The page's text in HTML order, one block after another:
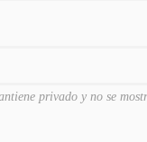
privado y no se